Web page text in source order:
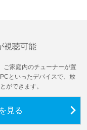
視聴可能
ご家庭内のチューナーが置
といったデバイスで、放
ができます。
見る